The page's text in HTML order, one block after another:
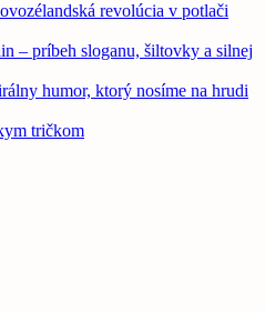
revolúcia v potlači
– príbeh sloganu, šiltovky a silnej
humor, ktorý nosíme na hrudi
tričkom